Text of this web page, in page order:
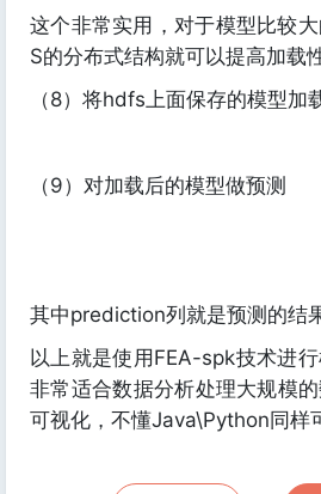
这个非常实用，对于模型比较
S的分布式结构就可以提高加载
（8）将hdfs上面保存的模型加
（9）对加载后的模型做预测
其中prediction列就是预测的结
以上就是使用FEA-spk技术进
非常适合数据分析处理大规模的
可视化，不懂Java\Python同样